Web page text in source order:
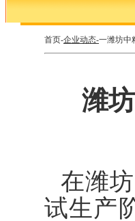
首页-企业动态-一潍坊中
潍
在潍
试生产